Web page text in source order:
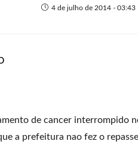
4 de julho de 2014 - 03:43
de cancer interrompido
a prefeitura nao fez o